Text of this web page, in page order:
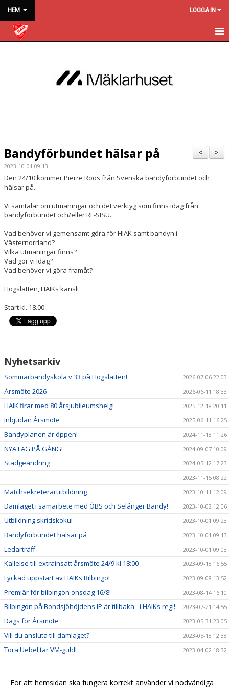
HEM LOGGA IN
OM KLUBBEN
KONTAKT
WEBBSHOP
>
<
Bandyförbundet hälsar på
2023-10-01 09:13
Den 24/10 kommer Pierre Roos från Svenska bandyförbundet och
hälsar på.
Vi samtalar om utmaningar och det verktyg som finns idag från
bandyförbundet och/eller RF-SISU.
Vad behöver vi gemensamt göra för HIAK samt bandyn i
Västernorrland?
Vilka utmaningar finns?
Vad gör vi idag?
Vad behöver vi göra framåt?
Högslätten, HAIKs kansli
Start kl. 18.00.
Nyhetsarkiv
Sommarbandyskola v 33 på Högslätten! 2026-07-06 22:03
Årsmöte 2026 2026-06-11 18:33
HAIK firar med 80 årsjubileumshelg! 2025-12-18 20:11
Inbjudan Årsmöte 2025-06-11 16:25
Bandyplanen är öppen! 2024-11-18 11:26
NYA LAG PÅ GÅNG! 2024-09-07 10:09
Stadgeändring
2024-05-12 17:23
2023-11-15 08:22
Matchsekreterarutbildning 2023-10-11 12:09
Damlaget i samarbete med ÖBS och Selånger Bandy! 2023-10-02 12:06
Utbildning skridskokul 2023-10-01 09:23
Bandyförbundet hälsar på 2023-10-01 09:13
Ledarträff 2023-10-01 09:03
Kallelse till extrainsatt årsmöte 24/9 kl 18:00 2023-09-18 16:55
Lyckad uppstart av HAIKs Bilbingo! 2023-09-08 13:52
Premiär för bilbingon onsdag 16/8! 2023-08-14 16:10
Bilbingon på Bondsjöhöjdens IP är tillbaka - i HAIKs regi! 2023-07-21 14:55
Dags för Årsmöte 2023-05-31 23:05
Vill du ansluta till damlaget? 2023-05-18 12:38
Tora Uebel tar VM-guld! 2023-04-02 18:32
Seriesegrare
Skridskokul 2022-11-21 22:25
För att hemsidan ska fungera korrekt använder vi nödvändiga